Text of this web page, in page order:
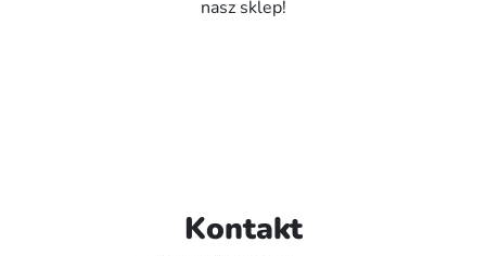
nasz sklep!
Kontakt